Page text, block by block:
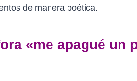
de manera poética.
«me apagué un